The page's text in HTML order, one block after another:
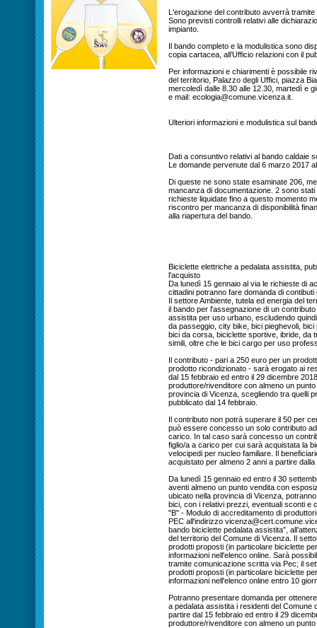
L'erogazione del contributo avverrà
Sono previsti controlli relativi alle
impianto.
Il bando completo e la modulistica sono
copia cartacea, all’Ufficio relazioni con il
Per informazioni e chiarimenti è possibile
del territorio, Palazzo degli Uffici, piazza
mercoledì dalle 8.30 alle 12.30, martedì e
e mail: ecologia@comune.vicenza.it.
Ulteriori informazioni e modulistica sul
Dati a consuntivo relativi al bando caldaie
Le domande pervenute dal 6 marzo 2017
Di queste ne sono state esaminate 206,
mancanza di documentazione. 2 sono
richieste liquidate fino a questo momento
riscontro per mancanza di disponibilità
alla riapertura del bando.
Biciclette elettriche a pedalata assistita,
l'acquisto
Da lunedì 15 gennaio al via le richieste di
cittadini potranno fare domanda di contibuti
Il settore Ambiente, tutela ed energia del
il bando per l'assegnazione di un
assistita per uso urbano, escludendo
da passeggio, city bike, bici pieghevoli,
bici da corsa, biciclette sportive, ibride, da
simili, oltre che le bici cargo per uso
Il contributo - pari a 250 euro per un
prodotto ricondizionato - sarà erogato ai
dal 15 febbraio ed entro il 29 dicembre
produttore/rivenditore con almeno un
provincia di Vicenza, scegliendo tra quelli
pubblicato dal 14 febbraio.
Il contributo non potrà superare il 50 per
può essere concesso un solo contributo
carico. In tal caso sarà concesso un
figlio/a a carico per cui sarà acquistata la
velocipedi per nucleo familiare. Il
acquistato per almeno 2 anni a partire
Da lunedì 15 gennaio ed entro il 30
aventi almeno un punto vendita con
ubicato nella provincia di Vicenza,
bici, con i relativi prezzi, eventuali sconti e
"B" - Modulo di accreditamento di
PEC all'indirizzo
bando biciclette pedalata assistita”,
del territorio del Comune di Vicenza. Il
prodotti proposti (in particolare biciclette
informazioni nell'elenco online. Sarà
tramite comunicazione scritta via Pec; il
prodotti proposti (in particolare biciclette
informazioni nell'elenco online entro 10
Potranno presentare domanda per
a pedalata assistita i residenti del
partire dal 15 febbraio ed entro il 29
produttore/rivenditore con almeno un